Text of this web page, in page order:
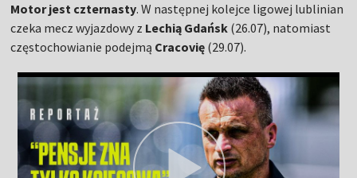
Motor jest czternasty. W następnej kolejce ligowej lublinian
czeka mecz wyjazdowy z Lechią Gdańsk (26.07), natomiast
częstochowianie podejmą Cracovię (29.07).